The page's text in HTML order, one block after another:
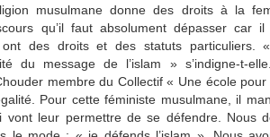
musulmane donne des droits à la
qu’il faut absolument dépasser car
ont des droits et des statuts particuliers.
du message de l’islam » s’indigne-t-
membre du Collectif « Une école
Pour cette féministe musulmane, il
vont leur permettre de se défendre. Nous